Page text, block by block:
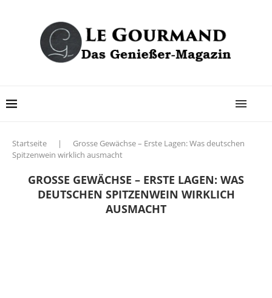
Startseite |
Grosse Gewächse – Erste Lagen: Was deutschen
Spitzenwein wirklich ausmacht
GROSSE GEWÄCHSE – ERSTE LAGEN: WAS
DEUTSCHEN SPITZENWEIN WIRKLICH
AUSMACHT